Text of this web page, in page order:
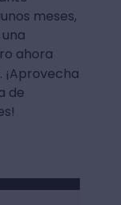
meses,
ahora
de